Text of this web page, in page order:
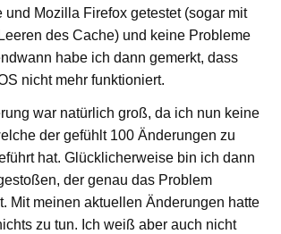
und Mozilla Firefox getestet (sogar mit
des Cache) und keine Probleme
habe ich dann gemerkt, dass
nicht mehr funktioniert.
war natürlich groß, da ich nun keine
der gefühlt 100 Änderungen zu
hat. Glücklicherweise bin ich dann
der genau das Problem
Mit meinen aktuellen Änderungen hatte
zu tun. Ich weiß aber auch nicht